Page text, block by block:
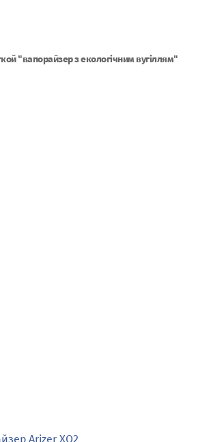
"вапорайзер з екологічним вугіллям"
Arizer XQ2